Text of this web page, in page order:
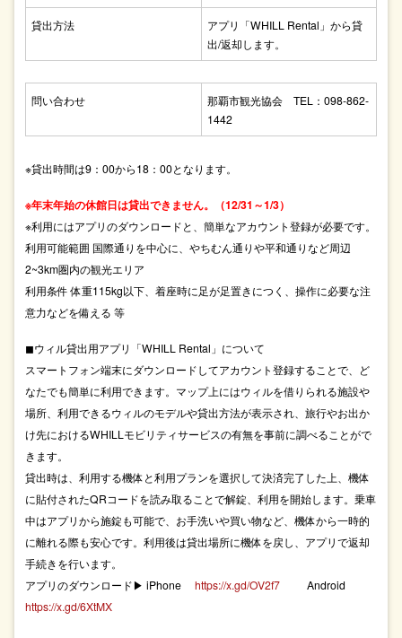
貸出⽅法
アプリ「WHILL Rental」から貸
出/返却します。
問い合わせ
那覇市観光協会 TEL：098-862-
1442
※貸出時間は9：00から18：00となります。
※年末年始の休館日は貸出できません。（12/31～1/3）
※利⽤にはアプリのダウンロードと、簡単なアカウント登録が必要です。
利⽤可能範囲 国際通りを中⼼に、やちむん通りや平和通りなど周辺
2~3km圏内の観光エリア
利⽤条件 体重115kg以下、着座時に⾜が⾜置きにつく、操作に必要な注
意⼒などを備える 等
◼ウィル貸出⽤アプリ「WHILL Rental」について
スマートフォン端末にダウンロードしてアカウント登録することで、ど
なたでも簡単に利⽤できます。マップ上にはウィルを借りられる施設や
場所、利⽤できるウィルのモデルや貸出⽅法が表⽰され、旅⾏やお出か
け先におけるWHILLモビリティサービスの有無を事前に調べることがで
きます。
貸出時は、利⽤する機体と利⽤プランを選択して決済完了した上、機体
に貼付されたQRコードを読み取ることで解錠、利⽤を開始します。乗⾞
中はアプリから施錠も可能で、お⼿洗いや買い物など、機体から⼀時的
に離れる際も安⼼です。利⽤後は貸出場所に機体を戻し、アプリで返却
⼿続きを⾏います。
アプリのダウンロード▶ iPhone https://x.gd/OV2f7 Android
https://x.gd/6XtMX